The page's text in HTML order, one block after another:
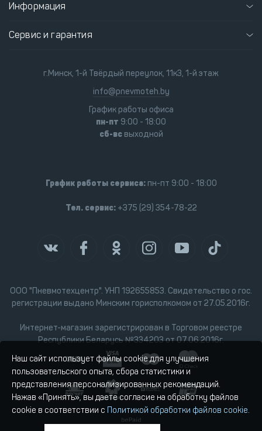
Информация
Сервис и гарантия
ООО "Пневмотехцентр". УНП 192655853. Свидетельство о гос.
регистрации выдано Минским горисполкомом от 27.05.2016г.
Интернет-магазин зарегистрирован в Торговом реестре
Республики Беларусь №334203 от 07.06.2016г.
г.Минск, 1-й Твёрдый переулок, 11к3, 1-й этаж
info@pnevmoteh.by
График работы офиса
пн-пт 9:00 - 18:00
сб-всвыходной
График работы сервиса:пн-пт 9:00 - 18:00
Тел. сервис:+375 (29) 354-78-22
Наш сайт использует файлы cookie для улучшения
пользовательского опыта, сбора статистики и
представления персонализированных рекомендаций.
Нажав «Принять», вы даете согласие на обработку файлов
cookie в соответствии с Политикой обработки файлов cookie.